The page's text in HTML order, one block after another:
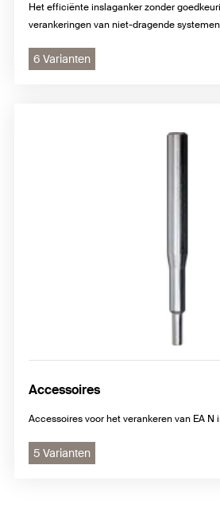
Het efficiënte inslaganker zonder
verankeringen van niet-dragende systemen
6 Varianten
Accessoires
Accessoires voor het verankeren van EA N
5 Varianten